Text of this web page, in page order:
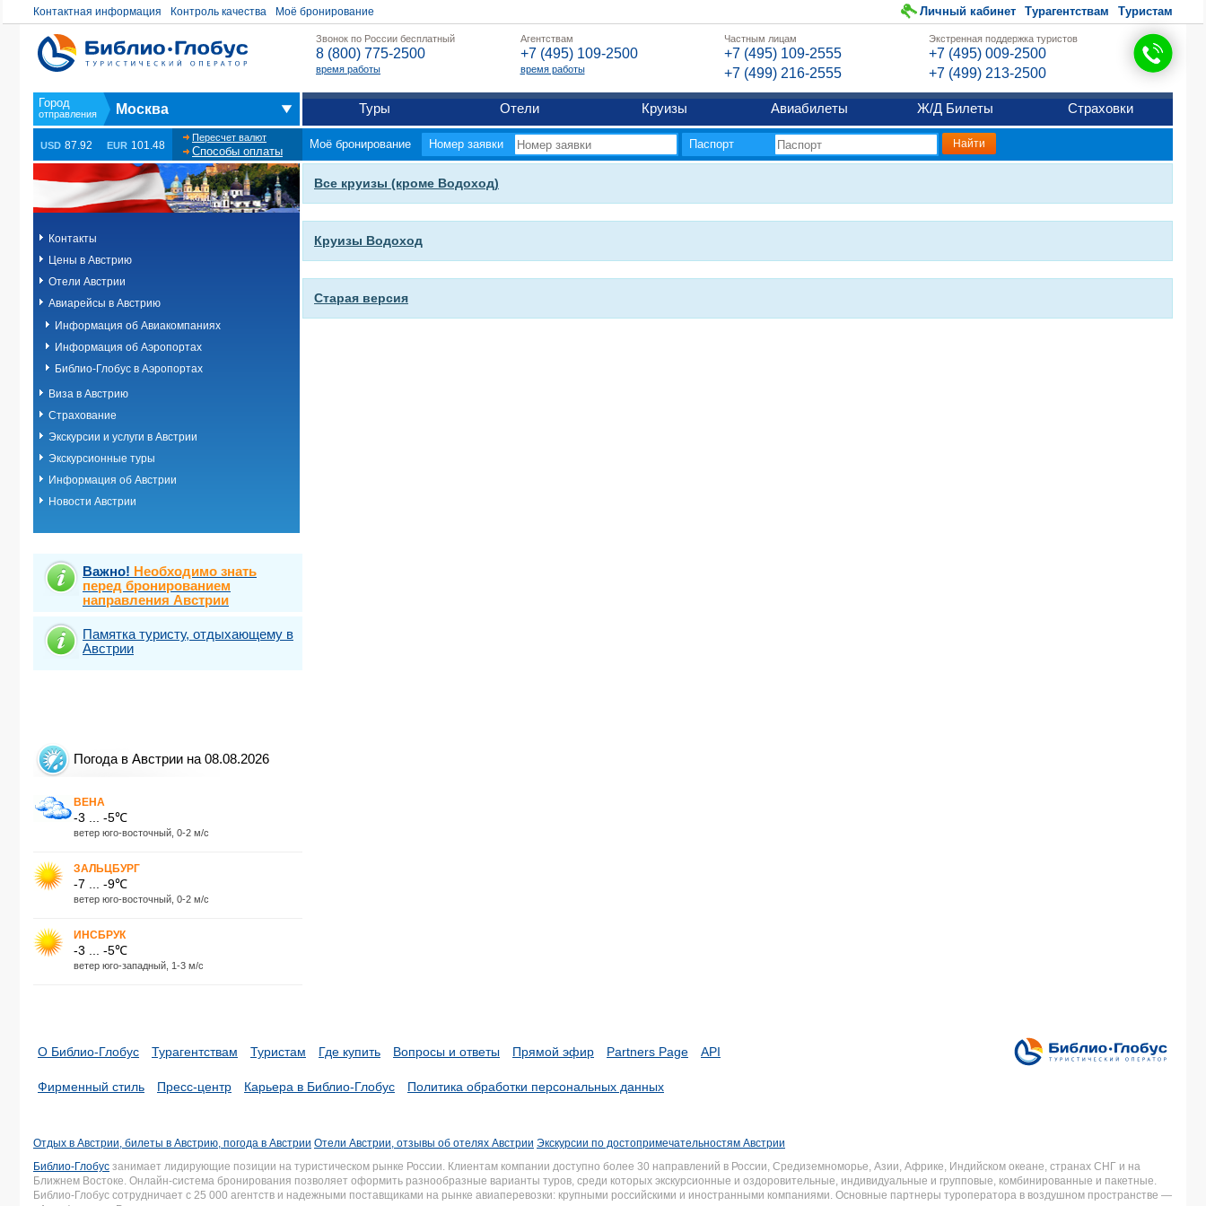
Контактная информация Контроль качества Моё бронирование Личный кабинет Турагентствам Туристам
Звонок по России бесплатный
8 (800) 775-2500
время работы
Агентствам
+7 (495) 109-2500
время работы
Частным лицам
+7 (495) 109-2555
+7 (499) 216-2555
Экстренная поддержка туристов
+7 (495) 009-2500
+7 (499) 213-2500
Москва Туры Отели Круизы Авиабилеты Ж/Д Билеты Страховки
USD 87.92 EUR 101.48
Пересчет валют
Способы оплаты
Моё бронирование Номер заявки Паспорт
Контакты
Цены в Австрию
Отели Австрии
Авиарейсы в Австрию
Информация об Авиакомпаниях
Информация об Аэропортах
Библио-Глобус в Аэропортах
Виза в Австрию
Страхование
Экскурсии и услуги в Австрии
Экскурсионные туры
Информация об Австрии
Новости Австрии
Важно! Необходимо знать
перед бронированием
направления Австрии
Памятка туристу, отдыхающему в
Австрии
Погода в Австрии на 08.08.2026
ВЕНА
-3 ... -5℃
ветер юго-восточный, 0-2 м/с
ЗАЛЬЦБУРГ
-7 ... -9℃
ветер юго-восточный, 0-2 м/с
ИНСБРУК
-3 ... -5℃
ветер юго-западный, 1-3 м/с
Все круизы (кроме Водоход)
Круизы Водоход
Старая версия
О Библио-Глобус Турагентствам Туристам Где купить Вопросы и ответы Прямой эфир Partners Page API
Фирменный стиль Пресс-центр Карьера в Библио-Глобус Политика обработки персональных данных
Отдых в Австрии, билеты в Австрию, погода в Австрии Отели Австрии, отзывы об отелях Австрии Экскурсии по достопримечательностям Австрии
Библио-Глобус занимает лидирующие позиции на туристическом рынке России. Клиентам компании доступно более 30 направлений в России, Средиземноморье, Азии, Африке, Индийском океане, странах СНГ и на
Ближнем Востоке. Онлайн-система бронирования позволяет оформить разнообразные варианты туров, среди которых экскурсионные и оздоровительные, индивидуальные и групповые, комбинированные и пакетные.
Библио-Глобус сотрудничает с 25 000 агентств и надежными поставщиками на рынке авиаперевозки: крупными российскими и иностранными компаниями. Основные партнеры туроператора в воздушном пространстве —